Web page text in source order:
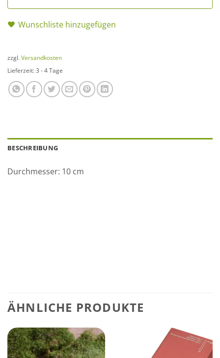
Wunschliste hinzugefügen
zzgl. Versandkosten
Lieferzeit: 3 - 4 Tage
BESCHREIBUNG
Durchmesser: 10 cm
ÄHNLICHE PRODUKTE